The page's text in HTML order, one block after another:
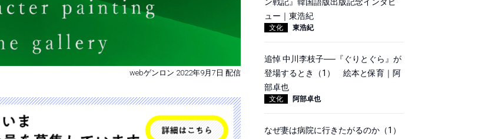
webゲンロン 2022年9月7日 配信
ン戦記』韓国語版出版記念インタビ
ュー｜東浩紀
文化 東浩紀
追悼 中川李枝子──『ぐりとぐら』が
登場するとき（1） 絵本と保育｜阿
部卓也
文化 阿部卓也
なぜ妻は病院に行きたがるのか（1）